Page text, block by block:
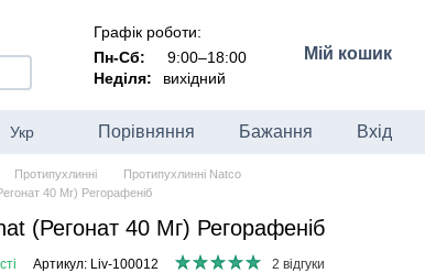
Графік роботи:
Пн-Сб:
9:00–18:00
Неділя:
вихідний
Мій кошик
Укр Порівняння Бажання Вхід
Протипухлинні
Протипухлинні Natco
40 Мг) Регорафеніб
(Регонат 40 Мг) Регорафеніб
Артикул: Liv-100012 2 відгуки